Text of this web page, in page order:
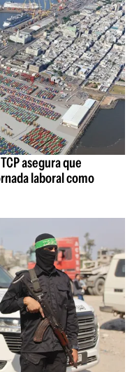
asegura que
laboral como